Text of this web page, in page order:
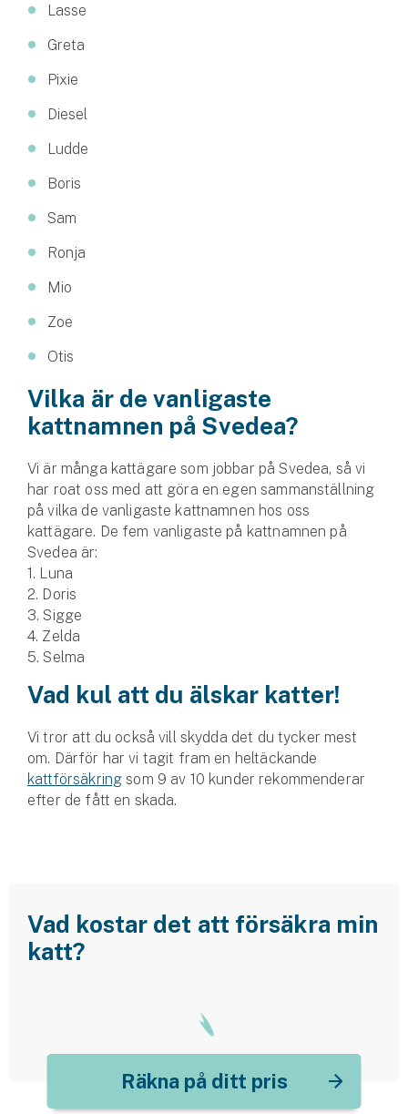
Lasse
Greta
Pixie
Diesel
Ludde
Boris
Sam
Ronja
Mio
Zoe
Otis
Vilka är de vanligaste
kattnamnen på Svedea?
Vi är många kattägare som jobbar på Svedea, så vi
har roat oss med att göra en egen sammanställning
på vilka de vanligaste kattnamnen hos oss
kattägare. De fem vanligaste på kattnamnen på
Svedea är:
1. Luna
2. Doris
3. Sigge
4. Zelda
5. Selma
Vad kul att du älskar katter!
Vi tror att du också vill skydda det du tycker mest
om. Därför har vi tagit fram en heltäckande
kattförsäkring som 9 av 10 kunder rekommenderar
efter de fått en skada.
Vad kostar det att försäkra min
katt?
Räkna på ditt pris